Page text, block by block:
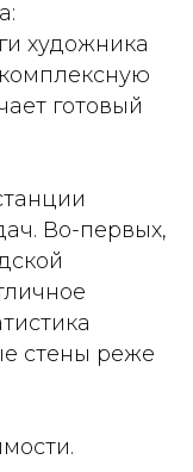
художника
готовый
Во-первых,
стены реже